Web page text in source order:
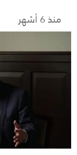
منذ 6 أشهر